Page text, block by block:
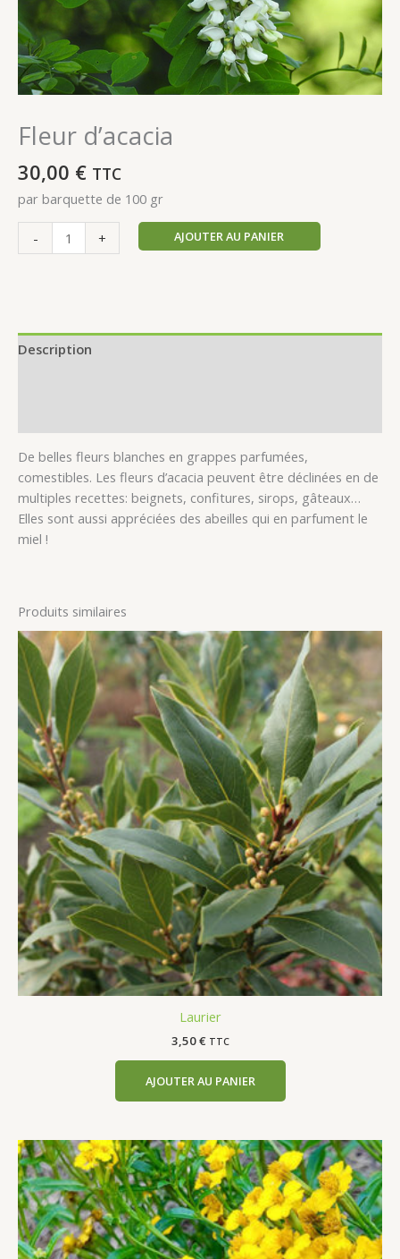
Fleur d’acacia
30,00 € TTC
par barquette de 100 gr
- + AJOUTER AU PANIER
Description
De belles fleurs blanches en grappes parfumées,
comestibles. Les fleurs d’acacia peuvent être déclinées en de
multiples recettes: beignets, confitures, sirops, gâteaux…
Elles sont aussi appréciées des abeilles qui en parfument le
miel !
Produits similaires
Laurier
3,50€ TTC
AJOUTER AU PANIER